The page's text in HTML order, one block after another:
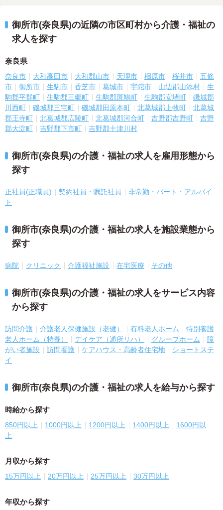
御所市(奈良県)の近隣の市区町村から介護・福祉の
求人を探す
奈良県
奈良市 大和高田市 大和郡山市 天理市 橿原市 桜井市
五條
市
御所市 生駒市 香芝市 葛城市 宇陀市 山辺郡山添村
生
駒郡平群町
生駒郡三郷町 生駒郡斑鳩町 生駒郡安堵町
磯城郡
川西町
磯城郡三宅町 磯城郡田原本町 北葛城郡上牧町
北葛城
郡王寺町
北葛城郡広陵町 北葛城郡河合町 吉野郡吉野町
吉野
郡大淀町
吉野郡下市町 吉野郡十津川村
御所市(奈良県)の介護・福祉の求人を雇用形態から
探す
正社員(正職員) 契約社員・嘱託社員
非常勤・パート・アルバイ
ト
御所市(奈良県)の介護・福祉の求人を施設業態から
探す
病院 クリニック 介護福祉施設 在宅医療 その他
御所市(奈良県)の介護・福祉の求人をサービス内容
から探す
訪問介護 介護老人保健施設（老健） 有料老人ホーム
特別養護
老人ホーム（特養）
デイケア（通所リハ） グループホーム
障
がい者施設
訪問看護 ケアハウス・高齢者住宅地
ショートステ
イ
御所市(奈良県)の介護・福祉の求人を給与から探す
時給から探す
850円以上 1000円以上 1200円以上 1400円以上
1600円以
上
月収から探す
15万円以上 20万円以上 25万円以上 30万円以上
年収から探す